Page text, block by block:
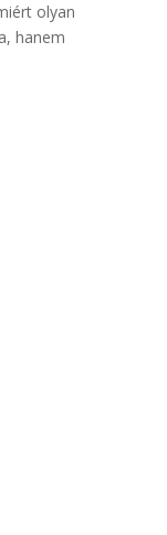
olyan
hanem